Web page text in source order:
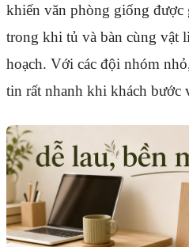
khiến văn phòng giống được
trong khi tủ và bàn cùng vật
hoạch. Với các đội nhóm
tin rất nhanh khi khách bước